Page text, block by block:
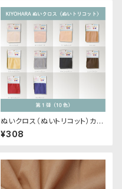
ぬいクロス（ぬいトリコット）カッ
トクロス各色｜清原株式会社
¥308